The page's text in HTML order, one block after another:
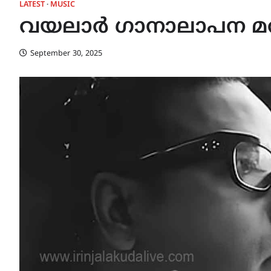
LATEST MUSIC
വയലാർ ഗാനാലാപന
September 30, 2025